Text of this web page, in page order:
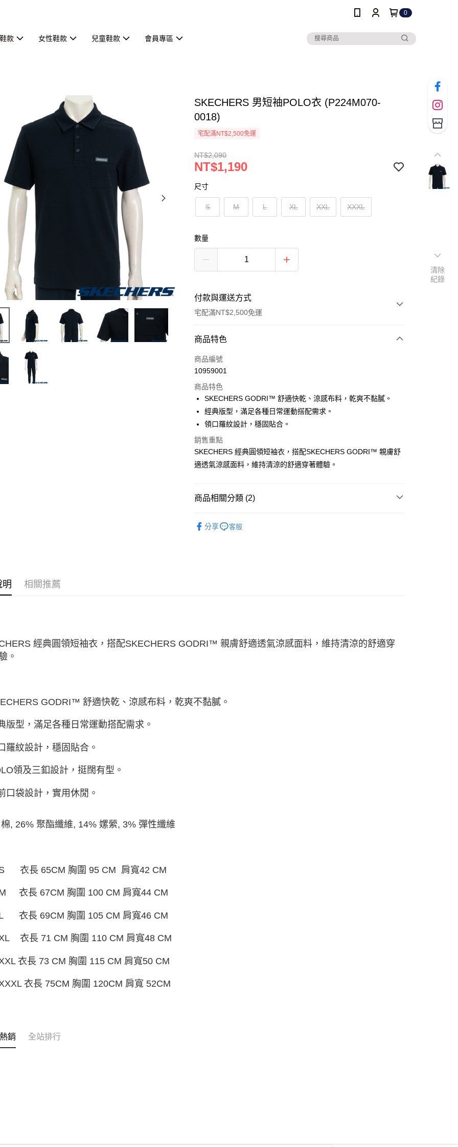
0
款 女性鞋款 兒童鞋款 會員專區
SKECHERS 男短袖POLO衣 (P224M070-
0018)
宅配滿NT$2,500免運
NT$2,090
NT$1,190
尺寸
S M L XL XXL XXXL
數量
付款與運送方式
宅配滿NT$2,500免運
付款方式
信用卡一次付款
大哥付你分期
相關說明
1.本服務由台灣大哥大提供，台灣大哥大用戶可立即使用無須另外申請。
2.付款方式選擇「大哥付你分期」，訂單成立後會自動跳轉到大哥付的交易
流程，驗證手機門號後，選擇欲分期的期數、繳款截止日，確認付款後即
完成交易。
3.實際核准額度、可分期數及費用金額請依後續交易確認頁面所載為準。
【繳款方式說明】
2.透過簡訊連結打開帳單後，可選擇「超商條碼／台灣大直營門市／銀行轉
ATM付款
商品特色
商品編號
10959001
商品特色
SKECHERS GODRI™ 舒適快乾、涼感布料，乾爽不黏膩。
經典版型，滿足各種日常運動搭配需求。
領口羅紋設計，穩固貼合。
銷售重點
SKECHERS 經典圓領短袖衣，搭配SKECHERS GODRI™ 親膚舒
適透氣涼感面料，維持清涼的舒適穿著體驗。
商品相關分類 (2)
分享 客服
明 相關推薦
經典圓領短袖衣，搭配SKECHERS GODRI™ 親膚舒適透氣涼感面料，維持清涼的舒適穿
。
GODRI™ 舒適快乾、涼感布料，乾爽不黏膩。
版型，滿足各種日常運動搭配需求。
羅紋設計，穩固貼合。
領及三釦設計，挺闊有型。
口袋設計，實用休閒。
, 26% 聚酯纖維, 14% 嫘縈, 3% 彈性纖維
衣長 65CM 胸圍 95 CM 肩寬42 CM
衣長 67CM 胸圍 100 CM 肩寬44 CM
衣長 69CM 胸圍 105 CM 肩寬46 CM
衣長 71 CM 胸圍 110 CM 肩寬48 CM
衣長 73 CM 胸圍 115 CM 肩寬50 CM
衣長 75CM 胸圍 120CM 肩寬 52CM
銷 全站排行
清除
紀錄